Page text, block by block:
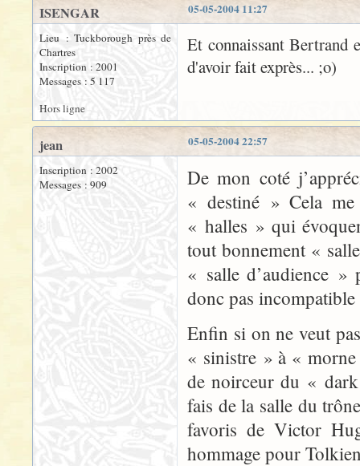
05-05-2004 11:27
ISENGAR
Lieu : Tuckborough près de
Chartres
Inscription : 2001
Messages : 5 117
Et connaissant Bertrand
d'avoir fait exprès... ;o)
Hors ligne
05-05-2004 22:57
jean
Inscription : 2002
Messages : 909
De mon coté
« destiné » Cela me
« halles » qui
tout bonnement «
« salle d’audience
donc pas
Enfin si on ne veut
« sinistre » à «
de noirceur du «
fais de la salle du
favoris de Victor
hommage pour